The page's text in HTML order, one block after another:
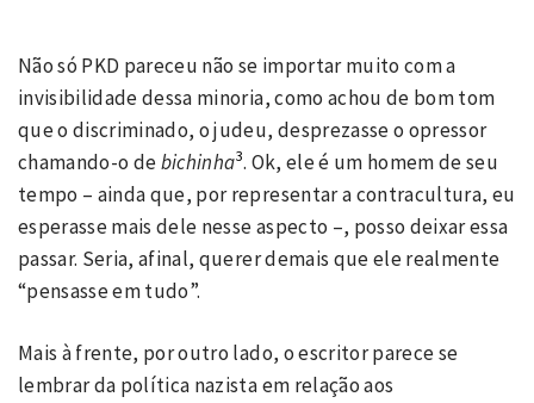
Não só PKD pareceu não se importar muito com a
invisibilidade dessa minoria, como achou de bom tom
que o discriminado, o judeu, desprezasse o opressor
chamando-o debichinha3. Ok, ele é um homem de seu
tempo – ainda que, por representar a contracultura, eu
esperasse mais dele nesse aspecto –, posso deixar essa
passar. Seria, afinal, querer demais que ele realmente
“pensasse em tudo”.
Mais à frente, por outro lado, o escritor parece se
lembrar da política nazista em relação aos